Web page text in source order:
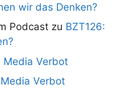
wir das Denken?
Podcast zu BZT126:
Media Verbot
Verbot